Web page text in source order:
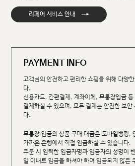
리페어 서비스 안내 →
PAYMENT INFO
고객님의 안전하고 편리한 쇼핑을 위해 다양
다.
신용카드, 간편결제, 계좌이체, 무통장입금 등
결제하실 수 있으며, 모든 결제는 안전한 보안
다.
무통장 입금의 상품 구매 대금은 모바일뱅킹,
가까운 은행에서 직접 입금하실 수 있습니다.
주문 시 입력한 입금자명과 입금자의 성명이
일 이내로 입금을 하셔야 하며 입금되지 않은